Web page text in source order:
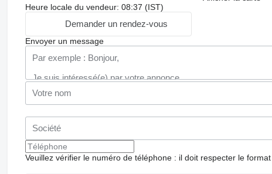
Heure locale du vendeur: 08:37 (IST)
Demander un rendez-vous
Envoyer un message
Veuillez vérifier le numéro de téléphone : il doit respecter le